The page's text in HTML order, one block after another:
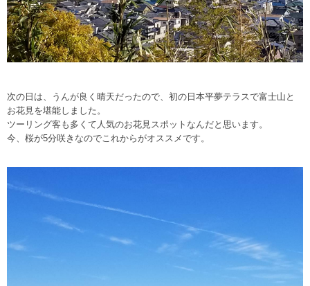
次の日は、うんが良く晴天だったので、初の日本平夢テラスで富士山と
お花見を堪能しました。
ツーリング客も多くて人気のお花見スポットなんだと思います。
今、桜が5分咲きなのでこれからがオススメです。